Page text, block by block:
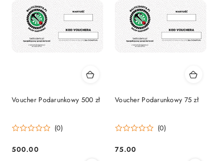
Voucher Podarunkowy 500 zł
(0)
Cena:
500.00
Voucher Podarunkowy 75 zł
(0)
Cena:
75.00